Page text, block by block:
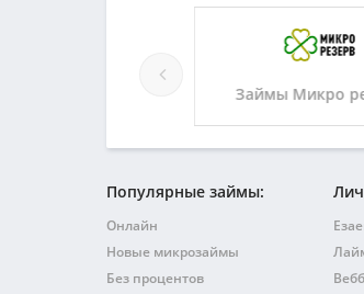
Займы Микро
Популярные займы:
Онлайн
Новые микрозаймы
Без процентов